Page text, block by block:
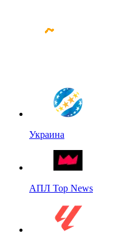
Украина
АПЛ Top News